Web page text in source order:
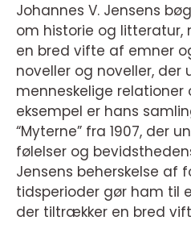
Johannes V. Jensens
om historie og
en bred vifte af emner
noveller og noveller, der
menneskelige relationer
eksempel er hans
“Myterne” fra 1907, der
følelser og
Jensens beherskelse af
tidsperioder gør ham til
der tiltrækker en bred